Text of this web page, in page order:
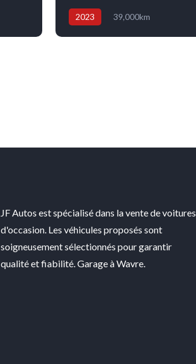
2023
39,000km
JF Autos est spécialisé dans la vente de voitures
d'occasion. Les véhicules proposés sont
soigneusement sélectionnés pour garantir
qualité et fiabilité. Garage à Wavre.